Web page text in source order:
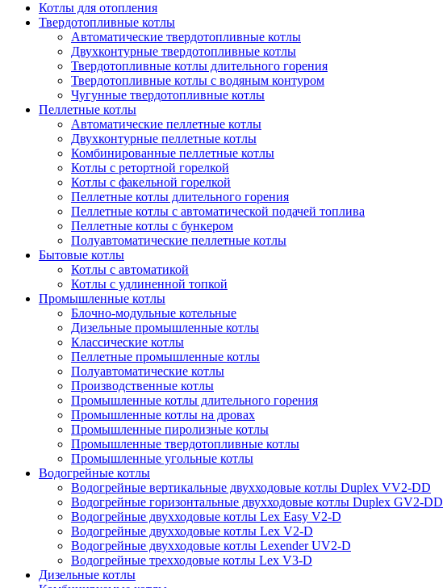
Котлы для отопления
Твердотопливные котлы
Автоматические твердотопливные котлы
Двухконтурные твердотопливные котлы
Твердотопливные котлы длительного горения
Твердотопливные котлы с водяным контуром
Чугунные твердотопливные котлы
Пеллетные котлы
Автоматические пеллетные котлы
Двухконтурные пеллетные котлы
Комбинированные пеллетные котлы
Котлы с ретортной горелкой
Котлы с факельной горелкой
Пеллетные котлы длительного горения
Пеллетные котлы с автоматической подачей топлива
Пеллетные котлы с бункером
Полуавтоматические пеллетные котлы
Бытовые котлы
Котлы с автоматикой
Котлы с удлиненной топкой
Промышленные котлы
Блочно-модульные котельные
Дизельные промышленные котлы
Классические котлы
Пеллетные промышленные котлы
Полуавтоматические котлы
Производственные котлы
Промышленные котлы длительного горения
Промышленные котлы на дровах
Промышленные пиролизные котлы
Промышленные твердотопливные котлы
Промышленные угольные котлы
Водогрейные котлы
Водогрейные вертикальные двухходовые котлы Duplex VV2-DD
Водогрейные горизонтальные двухходовые котлы Duplex GV2-DD
Водогрейные двухходовые котлы Lex Easy V2-D
Водогрейные двухходовые котлы Lex V2-D
Водогрейные двухходовые котлы Lexender UV2-D
Водогрейные трехходовые котлы Lex V3-D
Дизельные котлы